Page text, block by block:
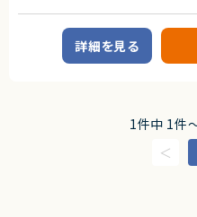
CTO/VPoE/テックリード
プロジ
インフラ
サー
Spring
TypeScript
詳細を見る
1件中 1件